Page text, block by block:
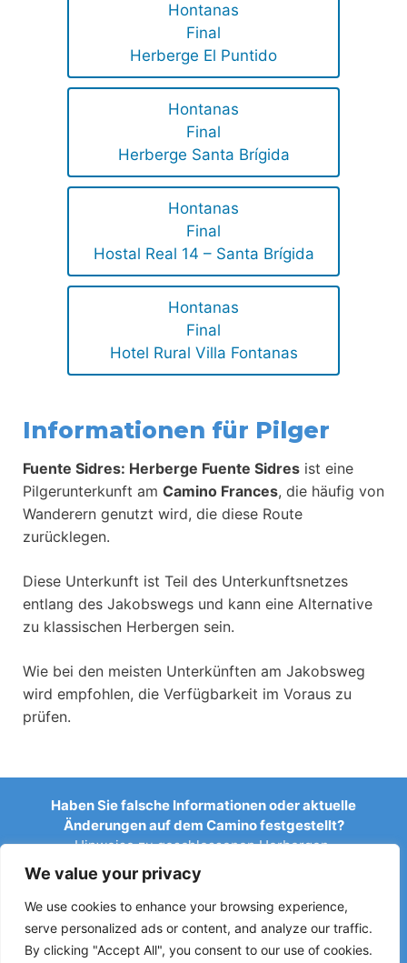
We value your privacy
We use cookies to enhance your browsing experience,
serve personalized ads or content, and analyze our traffic.
By clicking "Accept All", you consent to our use of cookies.
Hontanas
Final
Herberge El Puntido
Hontanas
Final
Herberge Santa Brígida
Hontanas
Final
Hostal Real 14 – Santa Brígida
Hontanas
Final
Hotel Rural Villa Fontanas
Informationen für Pilger
Fuente Sidres: Herberge Fuente Sidres ist eine
Pilgerunterkunft am Camino Frances, die häufig von
Wanderern genutzt wird, die diese Route
zurücklegen.
Diese Unterkunft ist Teil des Unterkunftsnetzes
entlang des Jakobswegs und kann eine Alternative
zu klassischen Herbergen sein.
Wie bei den meisten Unterkünften am Jakobsweg
wird empfohlen, die Verfügbarkeit im Voraus zu
prüfen.
Haben Sie falsche Informationen oder aktuelle
Änderungen auf dem Camino festgestellt?
Hinweise zu geschlossenen Herbergen,
Überschwemmungen, Umleitungen, Bauarbeiten oder
anderen Änderungen helfen, den Reiseführer aktuell zu
halten.
Schreiben Sie uns an:elperegrino.online@gmail.com